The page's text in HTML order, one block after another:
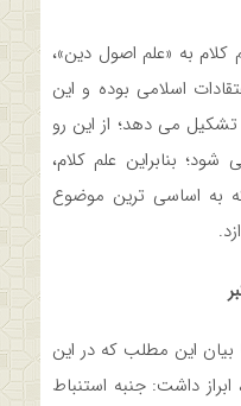
کلام به «علم اصول دین»،
اسلامی بوده و این
تشکیل می دهد؛ از این رو
بنابراین علم کلام،
به اساسی ترین موضوع
بیان این مطلب که در این
کرد، ابراز داشت: جنبه استنباط